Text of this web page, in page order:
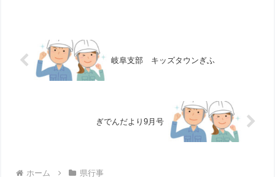
岐阜支部 キッズタウンぎふ
ぎでんだより9月号
ホーム 県行事